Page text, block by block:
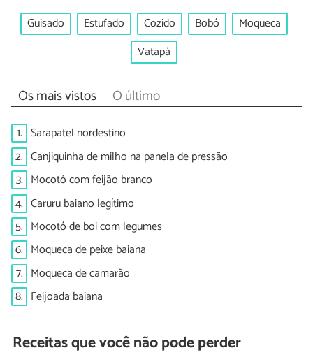
Guisado Estufado Cozido Bobó
Moqueca
Vatapá
Os mais vistos O último
1. Sarapatel nordestino
2. Canjiquinha de milho na panela de pressão
3. Mocotó com feijão branco
4. Caruru baiano legítimo
5. Mocotó de boi com legumes
6. Moqueca de peixe baiana
7. Moqueca de camarão
8. Feijoada baiana
Receitas que você não pode perder